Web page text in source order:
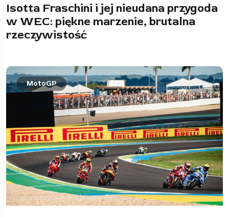
Isotta Fraschini i jej nieudana przygoda
w WEC: piękne marzenie, brutalna
rzeczywistość
MotoGP